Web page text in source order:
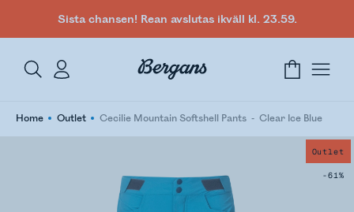
Sista chansen! Rean avslutas ikväll kl. 23.59.
Home Outlet Cecilie Mountain Softshell Pants Clear Ice Blue
Outlet
-61%